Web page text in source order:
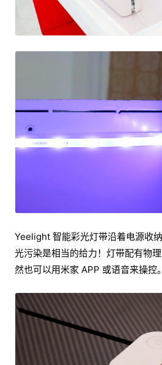
Yeelight 智能彩光灯带沿着电源收
光污染是相当的给力！灯带配有物
然也可以用米家 APP 或语音来操控。